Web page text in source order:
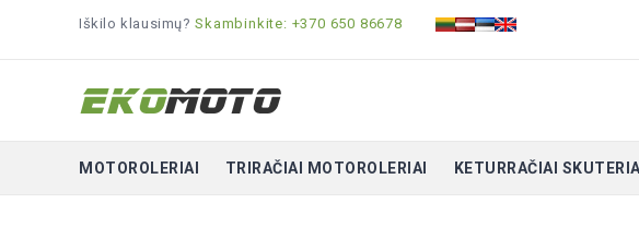
Iškilo klausimų?Skambinkite: +370 650 86678
MOTOROLERIAI TRIRAČIAI MOTOROLERIAI KETURRAČIAI SKUTERIAI